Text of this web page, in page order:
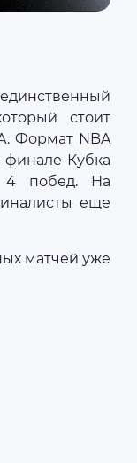
стоит
Формат NBA
финале Кубка
4 побед. На
еще
матчей уже